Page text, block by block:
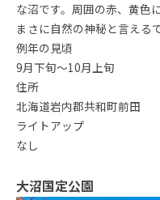
な沼です。周囲の赤、黄色
まさに自然の神秘と言える
例年の見頃
9月下旬～10月上旬
住所
北海道岩内郡共和町前田
ライトアップ
なし
大沼国定公園